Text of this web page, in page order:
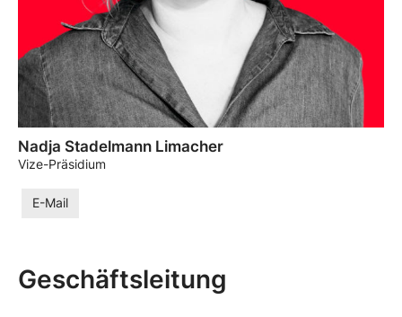
Nadja Stadelmann Limacher
Vize-Präsidium
E-Mail
Geschäftsleitung